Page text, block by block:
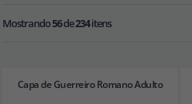
Mostrando56de234itens
Capa de Guerreiro Romano Adulto